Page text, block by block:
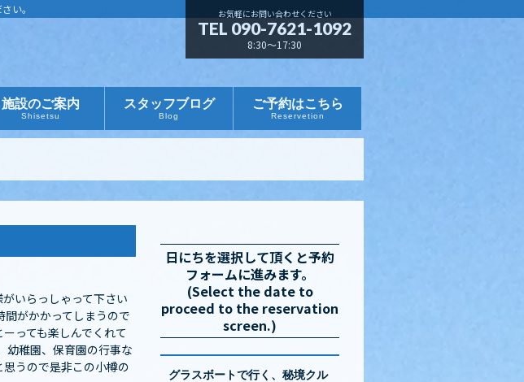
い。 お気軽にお問い合わせください
TEL 090-7621-1092
8:30～17:30
施設のご案内
Shisetsu
スタッフブログ
Blog
ご予約はこちら
Reservetion
いらっしゃって下さい
間がかかってしまうので
っても楽しんでくれて
幼稚園、保育園の行事な
うので是非この小樽の
日にちを選択して頂くと予約
フォームに進みます。
(Select the date to
proceed to the reservation
screen.)
グラスボートで行く、秘境クル